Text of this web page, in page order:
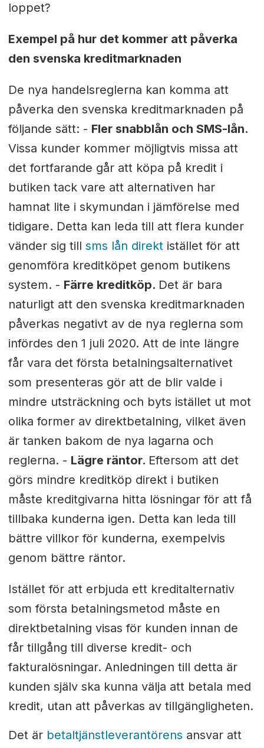
loppet?
Exempel på hur det kommer att påverka
den svenska kreditmarknaden
De nya handelsreglerna kan komma att
påverka den svenska kreditmarknaden på
följande sätt: - Fler snabblån och SMS-lån.
Vissa kunder kommer möjligtvis missa att
det fortfarande går att köpa på kredit i
butiken tack vare att alternativen har
hamnat lite i skymundan i jämförelse med
tidigare. Detta kan leda till att flera kunder
vänder sig till sms lån direktistället för att
genomföra kreditköpet genom butikens
system. - Färre kreditköp. Det är bara
naturligt att den svenska kreditmarknaden
påverkas negativt av de nya reglerna som
infördes den 1 juli 2020. Att de inte längre
får vara det första betalningsalternativet
som presenteras gör att de blir valde i
mindre utsträckning och byts istället ut mot
olika former av direktbetalning, vilket även
är tanken bakom de nya lagarna och
reglerna. - Lägre räntor. Eftersom att det
görs mindre kreditköp direkt i butiken
måste kreditgivarna hitta lösningar för att få
tillbaka kunderna igen. Detta kan leda till
bättre villkor för kunderna, exempelvis
genom bättre räntor.
Istället för att erbjuda ett kreditalternativ
som första betalningsmetod måste en
direktbetalning visas för kunden innan de
får tillgång till diverse kredit- och
fakturalösningar. Anledningen till detta är
kunden själv ska kunna välja att betala med
kredit, utan att påverkas av tillgängligheten.
Det är betaltjänstleverantörens ansvar att